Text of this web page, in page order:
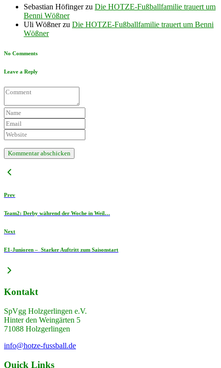
Sebastian Höfingerzu Die HOTZE-Fußballfamilie trauert um
Benni Wößner
Uli Wößnerzu Die HOTZE-Fußballfamilie trauert um Benni
Wößner
No Comments
Leave a Reply
Prev
Team2: Derby während der Woche in Weil…
Next
E1-Junioren – Starker Auftritt zum Saisonstart
Kontakt
SpVgg Holzgerlingen e.V.
Hinter den Weingärten 5
71088 Holzgerlingen
info@hotze-fussball.de
Quick Links